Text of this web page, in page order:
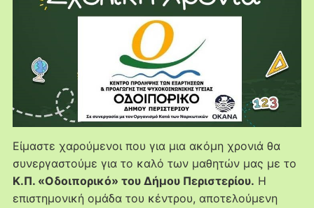
Είμαστε χαρούμενοι που για μια ακόμη χρονιά θα
συνεργαστούμε για το καλό των μαθητών μας με το
Κ.Π. «Οδοιπορικό» του Δήμου Περιστερίου. Η
επιστημονική ομάδα του κέντρου, αποτελούμενη